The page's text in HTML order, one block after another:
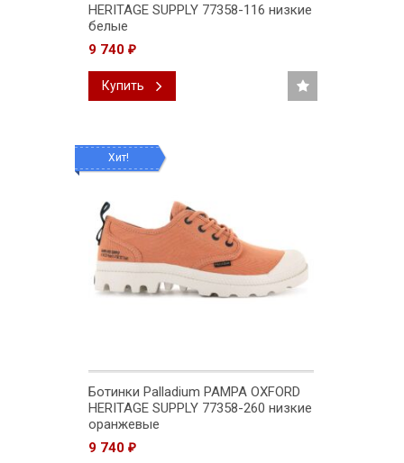
HERITAGE SUPPLY 77358-116 низкие
белые
9 740 ₽
Купить
Хит!
Ботинки Palladium PAMPA OXFORD
HERITAGE SUPPLY 77358-260 низкие
оранжевые
9 740 ₽